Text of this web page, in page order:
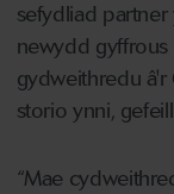
sefydliad
newydd
gydweithredu â'r
storio ynni,
“Mae